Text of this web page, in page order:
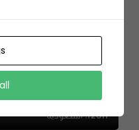
Noraly Brownies – ‎نورالي براونيز
12611، السعودية